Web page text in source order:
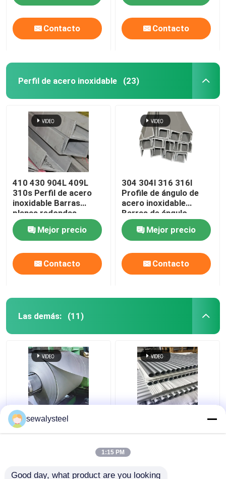
Contacto Contacto
Perfil de acero inoxidable (23)
410 430 904L 409L
310s Perfil de acero
inoxidable Barras
planas redondas
personalizadas
Mejor precio
Contacto
304 304l 316 316l
Profile de ángulo de
acero inoxidable
Barras de ángulo
laminadas en caliente
Mejor precio
Contacto
Las demás: (11)
200 201 205 bobina de
soldadura de aleación
Las pruebas de calidad
el lugar de ensayo.
sewalysteel
1:15 PM
Good day, what product are you looking